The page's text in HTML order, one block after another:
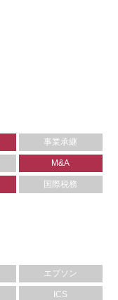
事業承継
M&A
国際税務
エプソン
ICS